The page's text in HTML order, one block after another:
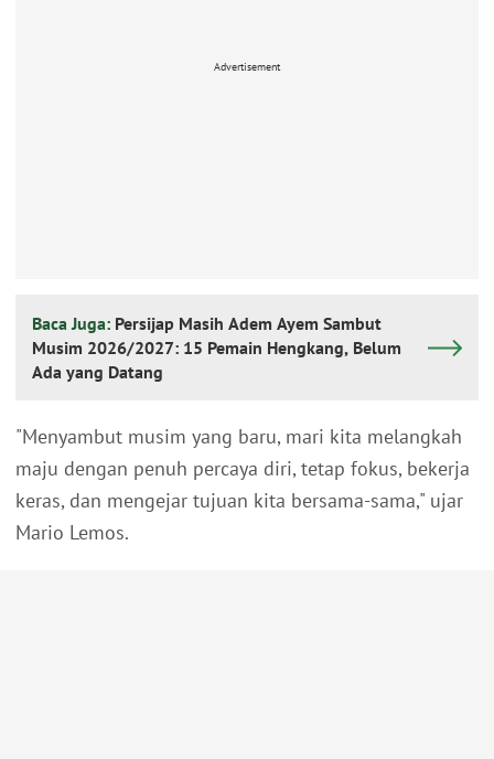
Advertisement
Baca Juga: Persijap Masih Adem Ayem Sambut
Musim 2026/2027: 15 Pemain Hengkang, Belum
Ada yang Datang
"Menyambut musim yang baru, mari kita melangkah
maju dengan penuh percaya diri, tetap fokus, bekerja
keras, dan mengejar tujuan kita bersama-sama," ujar
Mario Lemos.